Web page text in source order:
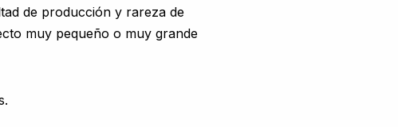
de producción y rareza de
muy pequeño o muy grande